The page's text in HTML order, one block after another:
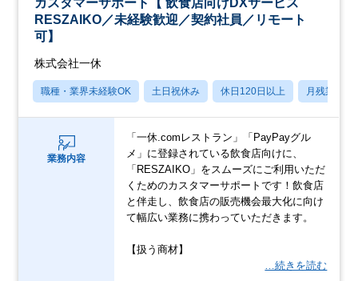
RESZAIKO／未経験歓迎／契約社員／リモート
可】
株式会社一休
職種・業界未経験OK 土日祝休み 休日120日以上 月残業20
業務内容
「一休.comレストラン」「PayPayグル
メ」に登録されている飲食店向けに、
「RESZAIKO」をスムーズにご利用いただ
くためのカスタマーサポートです！飲食店
と伴走し、飲食店の販売機会最大化に向け
て幅広い業務に携わっていただきます。
【扱う商材】
…続きを読む